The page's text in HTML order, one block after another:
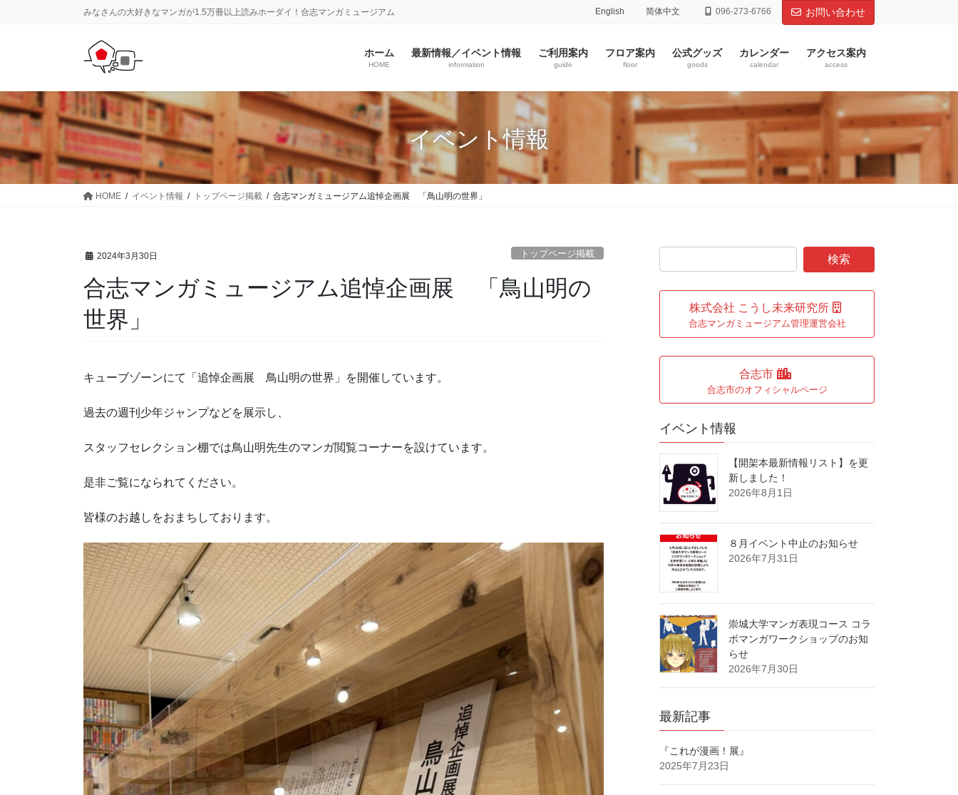
に
移
ョ
ン
移
動
みなさんの大好きなマンガが1.5万冊以上読みホーダイ！合志マンガミュージアム English 简体中文 096-273-6766 お問い合わせ
ホーム
HOME
最新情報／イベント情報
information
ご利用案内
guide
フロア案内
floor
公式グッズ
goods
カレンダー
calendar
アクセス案内
access
イベント情報
HOME イベント情報 トップページ掲載 合志マンガミュージアム追悼企画展 「鳥山明の世界」
2024年3月30日 トップページ掲載
合志マンガミュージアム追悼企画展 「鳥山明の
世界」
キューブゾーンにて「追悼企画展 鳥山明の世界」を開催しています。
過去の週刊少年ジャンプなどを展示し、
スタッフセレクション棚では鳥山明先生のマンガ閲覧コーナーを設けています。
是非ご覧になられてください。
皆様のお越しをおまちしております。
株式会社 こうし未来研究所
合志マンガミュージアム管理運営会社
合志市
合志市のオフィシャルページ
イベント情報
【開架本最新情報リスト】を更
新しました！
2026年8月1日
８月イベント中止のお知らせ
2026年7月31日
崇城大学マンガ表現コース コラ
ボマンガワークショップのお知
らせ
2026年7月30日
最新記事
『これが漫画！展』
2025年7月23日